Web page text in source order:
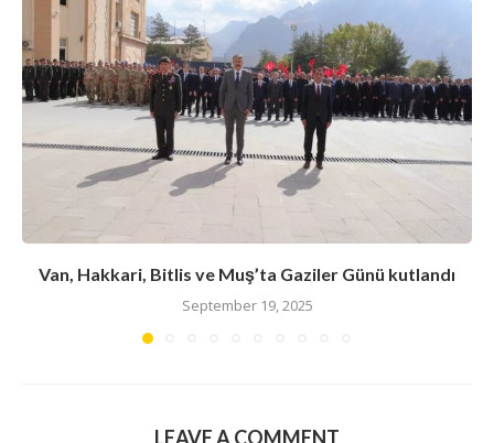
Van, Hakkari, Bitlis ve Muş’ta Gaziler Günü kutlandı
September 19, 2025
LEAVE A COMMENT